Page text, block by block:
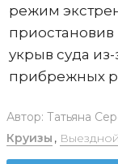
режим
укрыв суда
прибрежных
Автор: Татьяна
Круизы ,